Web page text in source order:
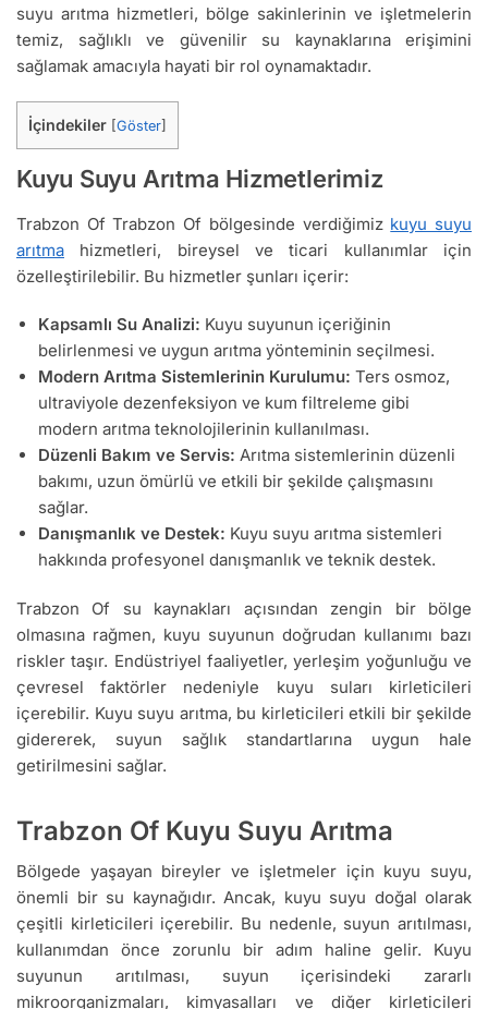
suyu arıtma hizmetleri, bölge sakinlerinin ve işletmelerin
temiz, sağlıklı ve güvenilir su kaynaklarına erişimini
sağlamak amacıyla hayati bir rol oynamaktadır.
İçindekiler Göster
Kuyu Suyu Arıtma Hizmetlerimiz
Trabzon Of Trabzon Of bölgesinde verdiğimiz kuyu suyu
arıtma hizmetleri, bireysel ve ticari kullanımlar için
özelleştirilebilir. Bu hizmetler şunları içerir:
Kapsamlı Su Analizi: Kuyu suyunun içeriğinin
belirlenmesi ve uygun arıtma yönteminin seçilmesi.
Modern Arıtma Sistemlerinin Kurulumu: Ters osmoz,
ultraviyole dezenfeksiyon ve kum filtreleme gibi
modern arıtma teknolojilerinin kullanılması.
Düzenli Bakım ve Servis: Arıtma sistemlerinin düzenli
bakımı, uzun ömürlü ve etkili bir şekilde çalışmasını
sağlar.
Danışmanlık ve Destek: Kuyu suyu arıtma sistemleri
hakkında profesyonel danışmanlık ve teknik destek.
Trabzon Of su kaynakları açısından zengin bir bölge
olmasına rağmen, kuyu suyunun doğrudan kullanımı bazı
riskler taşır. Endüstriyel faaliyetler, yerleşim yoğunluğu ve
çevresel faktörler nedeniyle kuyu suları kirleticileri
içerebilir. Kuyu suyu arıtma, bu kirleticileri etkili bir şekilde
gidererek, suyun sağlık standartlarına uygun hale
getirilmesini sağlar.
Trabzon Of Kuyu Suyu Arıtma
Bölgede yaşayan bireyler ve işletmeler için kuyu suyu,
önemli bir su kaynağıdır. Ancak, kuyu suyu doğal olarak
çeşitli kirleticileri içerebilir. Bu nedenle, suyun arıtılması,
kullanımdan önce zorunlu bir adım haline gelir. Kuyu
suyunun arıtılması, suyun içerisindeki zararlı
mikroorganizmaları, kimyasalları ve diğer kirleticileri